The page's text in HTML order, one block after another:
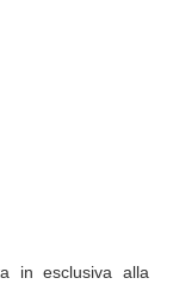
in esclusiva alla